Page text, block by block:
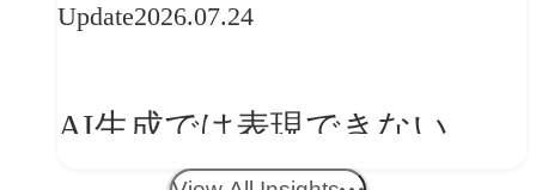
──「優れたブランド体験」
か
Update2026.07.24
AI生成では表現できない
WebGLのメリットと今後の展